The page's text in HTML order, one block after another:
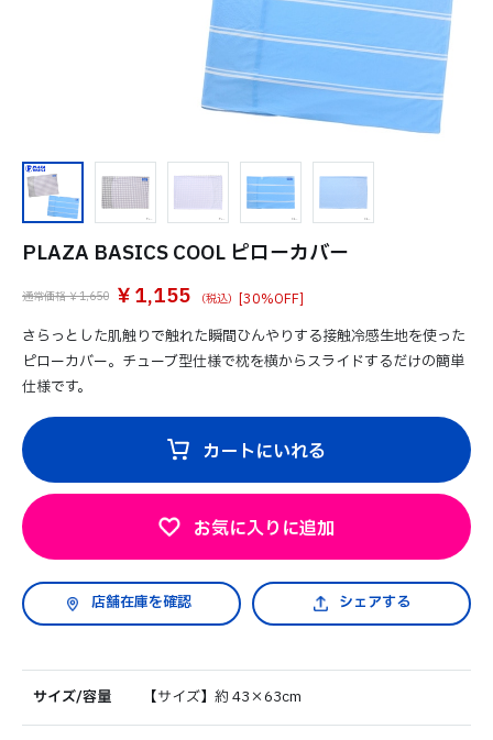
PLAZA BASICS COOL ピローカバー
￥1,155
[30%OFF]
通常価格 ￥1,650
さらっとした肌触りで触れた瞬間ひんやりする接触冷感生地を使った
ピローカバー。チューブ型仕様で枕を横からスライドするだけの簡単
仕様です。
カートにいれる
お気に入りに追加
シェアする
サイズ/容量 【サイズ】約 43×63cm